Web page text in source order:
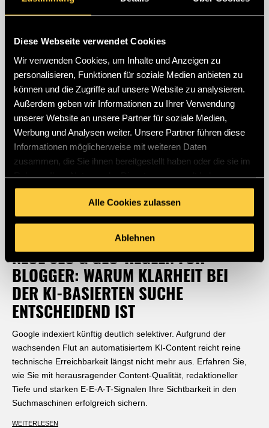
Diese Webseite verwendet Cookies
Wir verwenden Cookies, um Inhalte und Anzeigen zu
personalisieren, Funktionen für soziale Medien anbieten zu
können und die Zugriffe auf unsere Website zu analysieren.
Außerdem geben wir Informationen zu Ihrer Verwendung
unserer Website an unsere Partner für soziale Medien,
Werbung und Analysen weiter. Unsere Partner führen diese
Informationen möglicherweise mit weiteren Daten
zusammen, die Sie ihnen bereitgestellt haben oder die sie im
Rahmen Ihrer Nutzung der Dienste gesammelt haben.
Alle Cookies zulassen
Ablehnen
NEUE SEO & GEO-REGELN FÜR
BLOGGER: WARUM KLARHEIT BEI
DER KI-BASIERTEN SUCHE
ENTSCHEIDEND IST
Google indexiert künftig deutlich selektiver. Aufgrund der
wachsenden Flut an automatisiertem KI-Content reicht reine
technische Erreichbarkeit längst nicht mehr aus. Erfahren Sie,
wie Sie mit herausragender Content-Qualität, redaktioneller
Tiefe und starken E-E-A-T-Signalen Ihre Sichtbarkeit in den
Suchmaschinen erfolgreich sichern.
WEITERLESEN